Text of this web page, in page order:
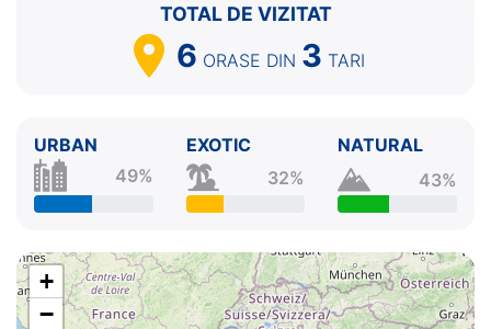
TOTAL DE VIZITAT
6 ORASE DIN 3 TARI
URBAN
49%
EXOTIC
32%
NATURAL
43%
+
−